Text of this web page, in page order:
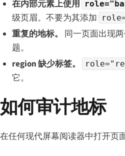
在内部元素上使用
级页眉。不要为其添加
重复的地标。
同一页面出现
题。
region 缺少标签。
它。
如何审计地标
在任何现代屏幕阅读器中打开页